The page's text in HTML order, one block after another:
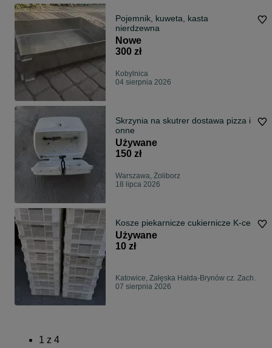
Pojemnik, kuweta, kasta
nierdzewna
Nowe
300 zł
Kobylnica
04 sierpnia 2026
Skrzynia na skutrer dostawa pizza i
onne
Używane
150 zł
Warszawa, Żoliborz
18 lipca 2026
Kosze piekarnicze cukiernicze K-ce
Używane
10 zł
Katowice, Załęska Hałda-Brynów cz. Zach.
07 sierpnia 2026
1 z 4